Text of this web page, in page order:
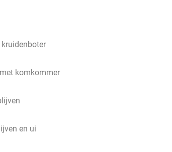
komkommer
en ui